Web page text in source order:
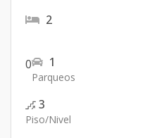
2
0 1
Parqueos
3
Piso/Nivel